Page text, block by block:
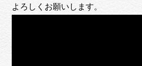
よろしくお願いします。